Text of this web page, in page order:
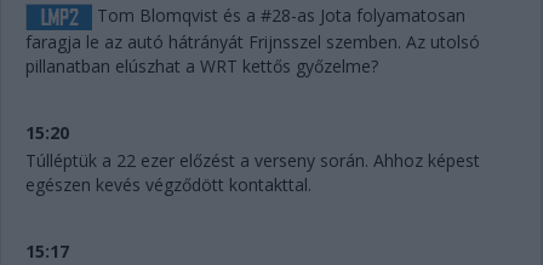
Tom Blomqvist és a #28-as Jota folyamatosan
faragja le az autó hátrányát Frijnsszel szemben. Az utolsó
pillanatban elúszhat a WRT kettős győzelme?
15:20
Túlléptük a 22 ezer előzést a verseny során. Ahhoz képest
egészen kevés végződött kontakttal.
15:17